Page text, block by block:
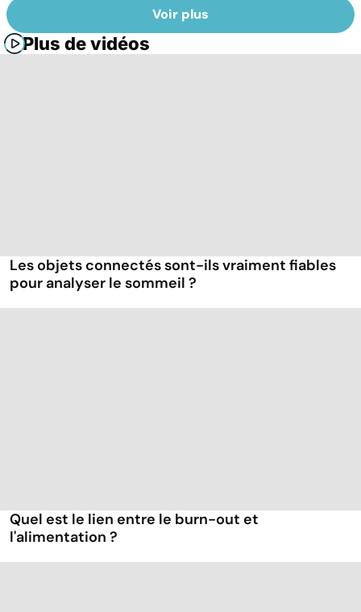
Voir plus
Plus de vidéos
Les objets connectés sont-ils vraiment fiables
pour analyser le sommeil ?
Quel est le lien entre le burn-out et
l'alimentation ?